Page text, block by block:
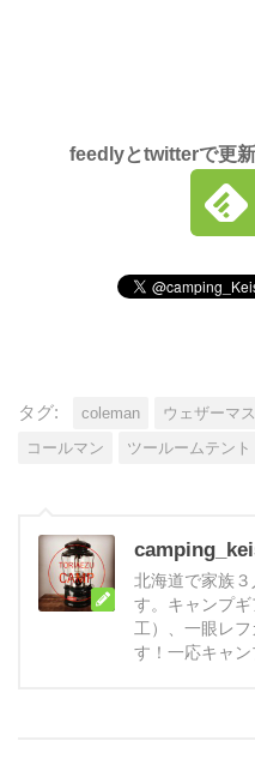
feedlyとtwitterで更
タグ: coleman ウェザーマ
コールマン
ツールームテント
北海道で家族
す。キャンプ
工）、一眼レ
す！一応キャン